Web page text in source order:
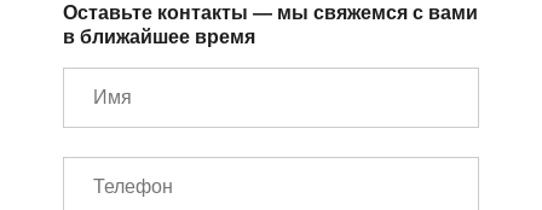
Оставьте контакты — мы свяжемся с вами
в ближайшее время